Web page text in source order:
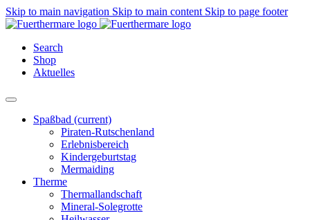
Skip to main navigation Skip to main content Skip to page footer
Search
Shop
Aktuelles
Spaßbad (current)
Piraten-Rutschenland
Erlebnisbereich
Kindergeburtstag
Mermaiding
Therme
Thermallandschaft
Mineral-Solegrotte